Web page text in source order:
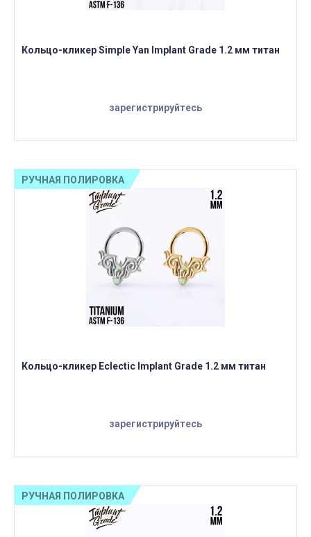
Кольцо-кликер Simple Yan Implant Grade 1.2 мм титан
зарегистрируйтесь
Кольцо-кликер Eclectic Implant Grade 1.2 мм титан
зарегистрируйтесь
РУЧНАЯ ПОЛИРОВКА
РУЧНАЯ ПОЛИРОВКА